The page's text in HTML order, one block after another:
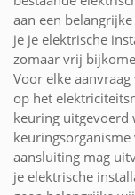
aan een
je je elektrische
zomaar vrij
Voor elke
op het
keuring uitgevoerd
aansluiting mag
je elektrische